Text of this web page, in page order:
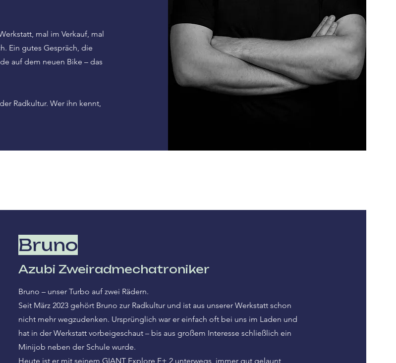
mal im Verkauf, mal
Ein gutes Gespräch, die
auf dem neuen Bike – das
Radkultur. Wer ihn kennt,
Bruno
Azubi Zweiradmechatroniker
Bruno – unser Turbo auf zwei Rädern.
Seit März 2023 gehört Bruno zur Radkultur und ist aus unserer Werkstatt schon
nicht mehr wegzudenken. Ursprünglich war er einfach oft bei uns im Laden und
hat in der Werkstatt vorbeigeschaut – bis aus großem Interesse schließlich ein
Minijob neben der Schule wurde.
Heute ist er mit seinem GIANT Explore E+ 2 unterwegs, immer gut gelaunt,